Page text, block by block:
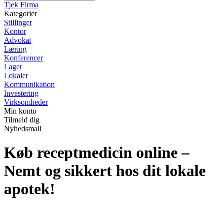
Tjek Firma
Kategorier
Stillinger
Kontor
Advokat
Læring
Konferencer
Lager
Lokaler
Kommunikation
Investering
Virksomheder
Min konto
Tilmeld dig
Nyhedsmail
Køb receptmedicin online –
Nemt og sikkert hos dit lokale
apotek!